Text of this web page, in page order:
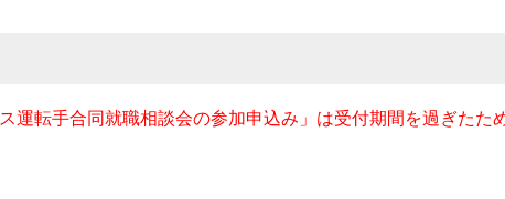
運転手合同就職相談会の参加申込み」は受付期間を過ぎたた